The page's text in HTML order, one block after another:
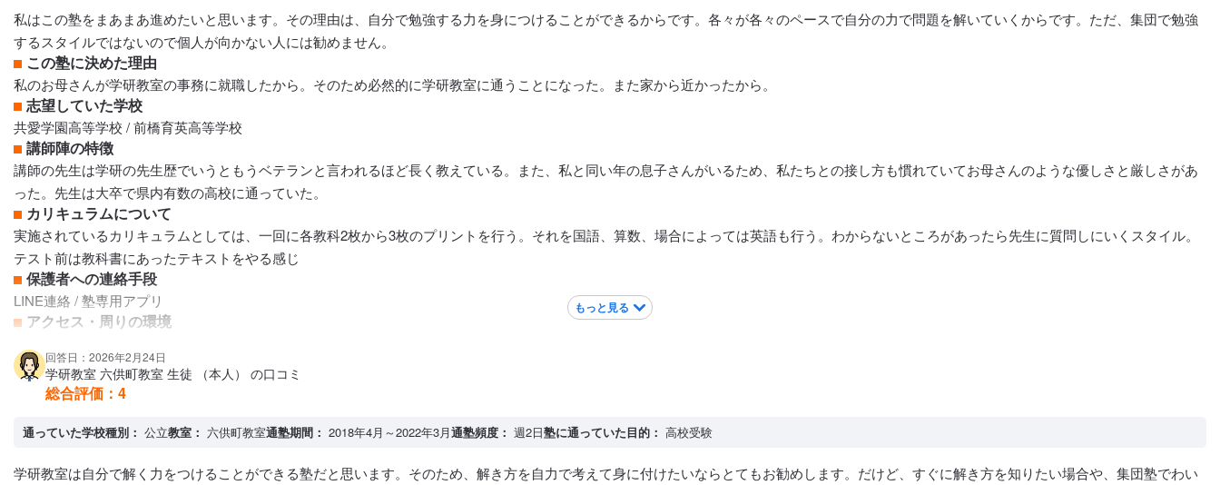
私はこの塾をまあまあ進めたいと思います。その理由は、自分で勉強する力を身につけることができるからです。各々が各々のペースで自分の力で問題を解いていくからです。ただ、集団で勉強
するスタイルではないので個人が向かない人には勧めません。
この塾に決めた理由
私のお母さんが学研教室の事務に就職したから。そのため必然的に学研教室に通うことになった。また家から近かったから。
志望していた学校
共愛学園高等学校 / 前橋育英高等学校
講師陣の特徴
講師の先生は学研の先生歴でいうともうベテランと言われるほど長く教えている。また、私と同い年の息子さんがいるため、私たちとの接し方も慣れていてお母さんのような優しさと厳しさがあ
った。先生は大卒で県内有数の高校に通っていた。
カリキュラムについて
実施されているカリキュラムとしては、一回に各教科2枚から3枚のプリントを行う。それを国語、算数、場合によっては英語も行う。わからないところがあったら先生に質問しにいくスタイル。
テスト前は教科書にあったテキストをやる感じ
保護者への連絡手段
LINE連絡 / 塾専用アプリ
アクセス・周りの環境
もっと見る
回答日：2026年2月24日
学研教室 六供町教室 生徒 （本人） の口コミ
総合評価： 4
通っていた学校種別： 公立教室： 六供町教室通塾期間： 2018年4月～2022年3月通塾頻度： 週2日塾に通っていた目的： 高校受験
学研教室は自分で解く力をつけることができる塾だと思います。そのため、解き方を自力で考えて身に付けたいならとてもお勧めします。だけど、すぐに解き方を知りたい場合や、集団塾でわい